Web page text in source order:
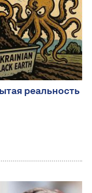
реальность